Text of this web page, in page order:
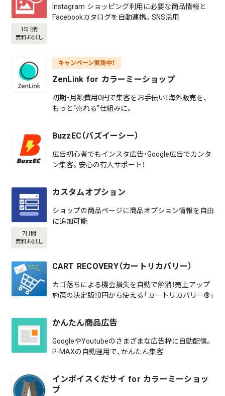
15日間
無料お試し
Instagram ショッピング利用に必要な商品情報と
Facebookカタログを自動連携。SNS活用
キャンペーン実施中！
ZenLink for カラーミーショップ
初期・月額費用0円で集客をお手伝い！海外販売を、
もっと“売れる”仕組みに。
BuzzEC（バズイーシー）
広告初心者でもインスタ広告・Google広告でカンタ
ン集客。安心の有人サポート！
7日間
無料お試し
カスタムオプション
ショップの商品ページに商品オプション情報を自由
に追加可能
CART RECOVERY（カートリカバリー）
カゴ落ちによる機会損失を自動で解消！売上アップ
施策の決定版！0円から使える「カートリカバリー®」
かんたん商品広告
GoogleやYoutubeのさまざまな広告枠に自動配信。
P-MAXの自動運用で、かんたん集客
インボイスくだサイ for カラーミーショッ
プ